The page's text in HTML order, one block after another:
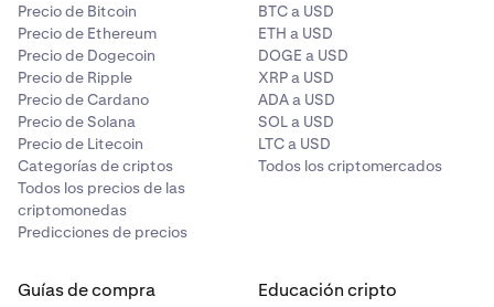
Precio de Bitcoin
Precio de Ethereum
Precio de Dogecoin
Precio de Ripple
Precio de Cardano
Precio de Solana
Precio de Litecoin
Categorías de criptos
Todos los precios de las
criptomonedas
Predicciones de precios
BTC a USD
ETH a USD
DOGE a USD
XRP a USD
ADA a USD
SOL a USD
LTC a USD
Todos los criptomercados
Guías de compra Educación cripto